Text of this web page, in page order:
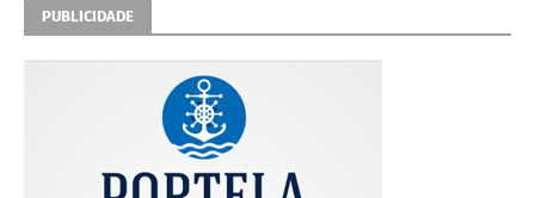
PUBLICIDADE